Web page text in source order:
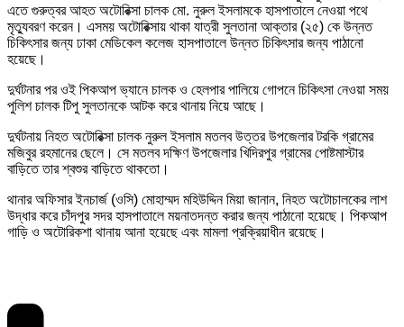
এতে গুরুত্বর আহত অটোরিক্সা চালক মো. নুরুল ইসলামকে হাসপাতালে নেওয়া পথে
মৃত্যুবরণ করেন। এসময় অটোরিক্সায় থাকা যাত্রী সুলতানা আক্তার (২৫) কে উন্নত
চিকিৎসার জন্য ঢাকা মেডিকেল কলেজ হাসপাতালে উন্নত চিকিৎসার জন্য পাঠানো
হয়েছে।
দুর্ঘটনার পর ওই পিকআপ ভ্যানে চালক ও হেলপার পালিয়ে গোপনে চিকিৎসা নেওয়া সময়
পুলিশ চালক টিপু সুলতানকে আটক করে থানায় নিয়ে আছে।
দুর্ঘটনায় নিহত অটোরিক্সা চালক নুরুল ইসলাম মতলব উত্তর উপজেলার টরকি গ্রামের
মজিবুর রহমানের ছেলে। সে মতলব দক্ষিণ উপজেলার খিদিরপুর গ্রামের পোষ্টমাস্টার
বাড়িতে তার শ্বশুর বাড়িতে থাকতো।
থানার অফিসার ইনচার্জ (ওসি) মোহাম্মদ মহিউদ্দিন মিয়া জানান, নিহত অটোচালকের লাশ
উদ্ধার করে চাঁদপুর সদর হাসপাতালে ময়নাতদন্ত করার জন্য পাঠানো হয়েছে। পিকআপ
গাড়ি ও অটোরিকশা থানায় আনা হয়েছে এবং মামলা প্রক্রিয়াধীন রয়েছে।